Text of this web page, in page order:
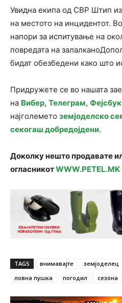
Увидна екипа од СВР Штип
на местото на инцидентот.
напори за испитување на
повредата на
бидат обезбедени како што
Придружете се во нашата
на Вибер, Телеграм, Фејсбук
најголемето земјоделско
секогаш добредојдени.
Доколку нешто продавате
огласникотWWW.PETEL.MK
TAGS внимавајте земјоделец
ловна пушка
погодил сезона